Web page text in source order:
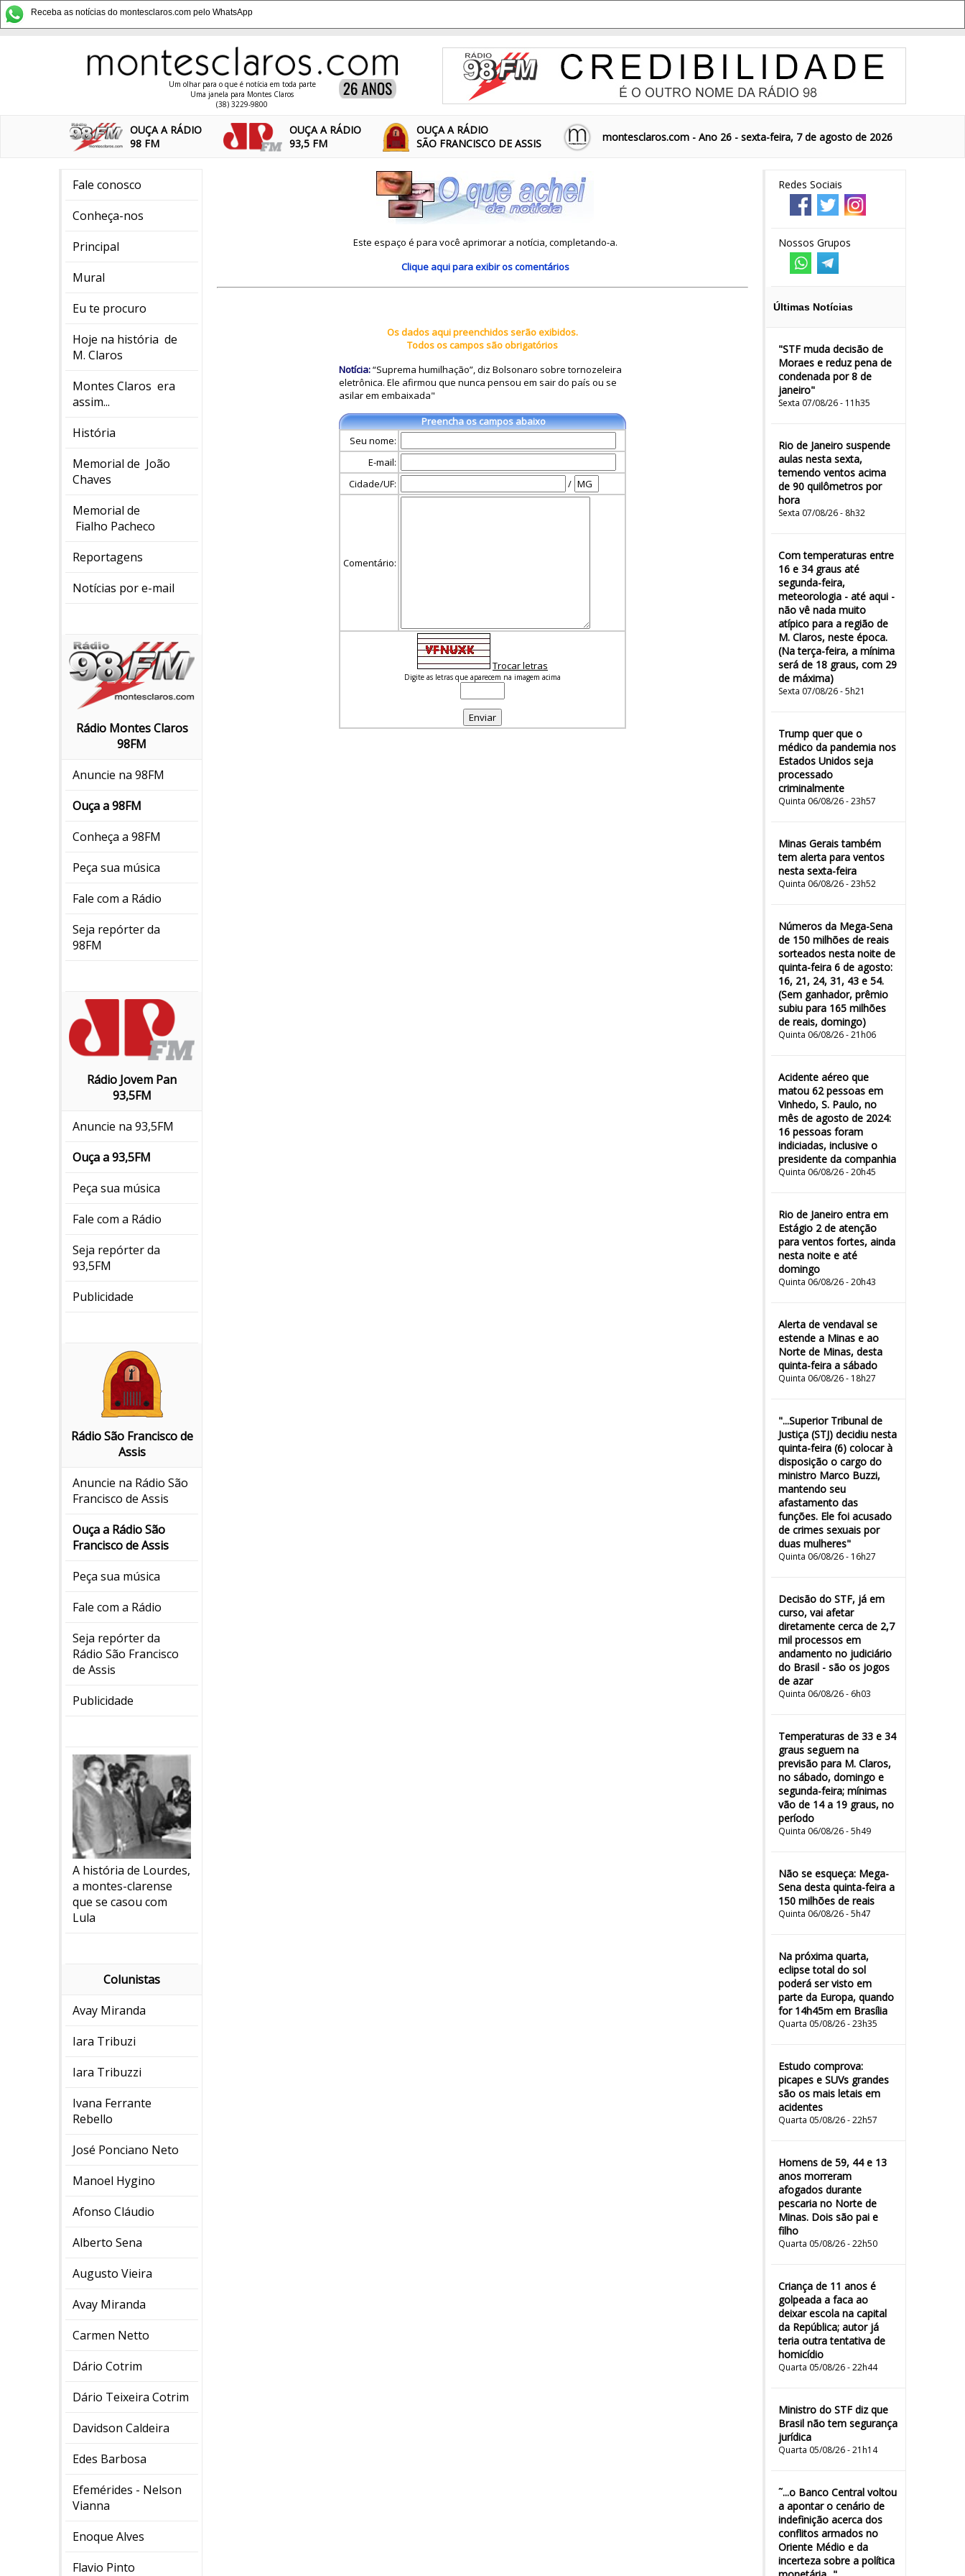
Receba as notícias do montesclaros.com pelo WhatsApp
Um olhar para o que é notícia em toda parte
Uma janela para Montes Claros
(38) 3229-9800
OUÇA A RÁDIO
98 FM
OUÇA A RÁDIO
93,5 FM
OUÇA A RÁDIO
SÃO FRANCISCO DE ASSIS
montesclaros.com - Ano 26 - sexta-feira, 7 de agosto de 2026
Fale conosco
Conheça-nos
Principal
Mural
Eu te procuro
Hoje na história de
M. Claros
Montes Claros era
assim...
História
Memorial de João
Chaves
Memorial de
Fialho Pacheco
Reportagens
Notícias por e-mail
Rádio Montes Claros
98FM
Anuncie na 98FM
Ouça a 98FM
Conheça a 98FM
Peça sua música
Fale com a Rádio
Seja repórter da
98FM
Rádio Jovem Pan
93,5FM
Anuncie na 93,5FM
Ouça a 93,5FM
Peça sua música
Fale com a Rádio
Seja repórter da
93,5FM
Publicidade
Rádio São Francisco de
Assis
Anuncie na Rádio São
Francisco de Assis
Ouça a Rádio São
Francisco de Assis
Peça sua música
Fale com a Rádio
Seja repórter da
Rádio São Francisco
de Assis
Publicidade
A história de Lourdes,
a montes-clarense
que se casou com
Lula
Colunistas
Avay Miranda
Iara Tribuzi
Iara Tribuzzi
Ivana Ferrante
Rebello
José Ponciano Neto
Manoel Hygino
Afonso Cláudio
Alberto Sena
Augusto Vieira
Avay Miranda
Carmen Netto
Dário Cotrim
Dário Teixeira Cotrim
Davidson Caldeira
Edes Barbosa
Efemérides - Nelson
Vianna
Enoque Alves
Flavio Pinto
Redes Sociais
Nossos Grupos
Últimas Notícias
"STF muda decisão de
Moraes e reduz pena de
condenada por 8 de
janeiro"
Sexta 07/08/26 - 11h35
Rio de Janeiro suspende
aulas nesta sexta,
temendo ventos acima
de 90 quilômetros por
hora
Sexta 07/08/26 - 8h32
Com temperaturas entre
16 e 34 graus até
segunda-feira,
meteorologia - até aqui -
não vê nada muito
atípico para a região de
M. Claros, neste época.
(Na terça-feira, a mínima
será de 18 graus, com 29
de máxima)
Sexta 07/08/26 - 5h21
Trump quer que o
médico da pandemia nos
Estados Unidos seja
processado
criminalmente
Quinta 06/08/26 - 23h57
Minas Gerais também
tem alerta para ventos
nesta sexta-feira
Quinta 06/08/26 - 23h52
Números da Mega-Sena
de 150 milhões de reais
sorteados nesta noite de
quinta-feira 6 de agosto:
16, 21, 24, 31, 43 e 54.
(Sem ganhador, prêmio
subiu para 165 milhões
de reais, domingo)
Quinta 06/08/26 - 21h06
Acidente aéreo que
matou 62 pessoas em
Vinhedo, S. Paulo, no
mês de agosto de 2024:
16 pessoas foram
indiciadas, inclusive o
presidente da companhia
Quinta 06/08/26 - 20h45
Rio de Janeiro entra em
Estágio 2 de atenção
para ventos fortes, ainda
nesta noite e até
domingo
Quinta 06/08/26 - 20h43
Alerta de vendaval se
estende a Minas e ao
Norte de Minas, desta
quinta-feira a sábado
Quinta 06/08/26 - 18h27
"...Superior Tribunal de
Justiça (STJ) decidiu nesta
quinta-feira (6) colocar à
disposição o cargo do
ministro Marco Buzzi,
mantendo seu
afastamento das
funções. Ele foi acusado
de crimes sexuais por
duas mulheres"
Quinta 06/08/26 - 16h27
Decisão do STF, já em
curso, vai afetar
diretamente cerca de 2,7
mil processos em
andamento no judiciário
do Brasil - são os jogos
de azar
Quinta 06/08/26 - 6h03
Temperaturas de 33 e 34
graus seguem na
previsão para M. Claros,
no sábado, domingo e
segunda-feira; mínimas
vão de 14 a 19 graus, no
período
Quinta 06/08/26 - 5h49
Não se esqueça: Mega-
Sena desta quinta-feira a
150 milhões de reais
Quinta 06/08/26 - 5h47
Na próxima quarta,
eclipse total do sol
poderá ser visto em
parte da Europa, quando
for 14h45m em Brasília
Quarta 05/08/26 - 23h35
Estudo comprova:
picapes e SUVs grandes
são os mais letais em
acidentes
Quarta 05/08/26 - 22h57
Homens de 59, 44 e 13
anos morreram
afogados durante
pescaria no Norte de
Minas. Dois são pai e
filho
Quarta 05/08/26 - 22h50
Criança de 11 anos é
golpeada a faca ao
deixar escola na capital
da República; autor já
teria outra tentativa de
homicídio
Quarta 05/08/26 - 22h44
Ministro do STF diz que
Brasil não tem segurança
jurídica
Quarta 05/08/26 - 21h14
˜...o Banco Central voltou
a apontar o cenário de
indefinição acerca dos
conflitos armados no
Oriente Médio e da
incerteza sobre a política
Este espaço é para você aprimorar a notícia, completando-a.
Clique aquipara exibir os comentários
Os dados aqui preenchidos serão exibidos.
Todos os campos são obrigatórios
Notícia:“Suprema humilhação”, diz Bolsonaro sobre tornozeleira
eletrônica. Ele afirmou que nunca pensou em sair do país ou se
asilar em embaixada"
Preencha os campos abaixo
Seu nome:
E-mail:
Cidade/UF:
/
Comentário:
Trocar letras
Digite as letras que aparecem na imagem acima